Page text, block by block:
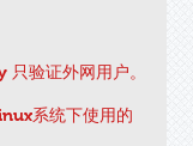
验证外网用户。
系统下使用的